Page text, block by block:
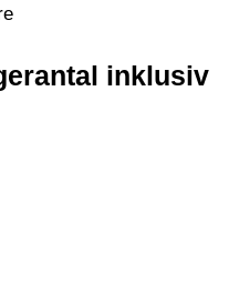
inklusiv